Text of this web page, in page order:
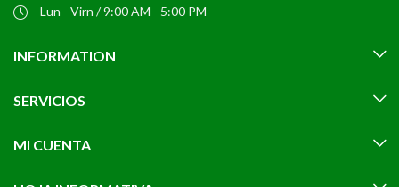
Lun - Virn / 9:00 AM - 5:00 PM
INFORMATION
SERVICIOS
MI CUENTA